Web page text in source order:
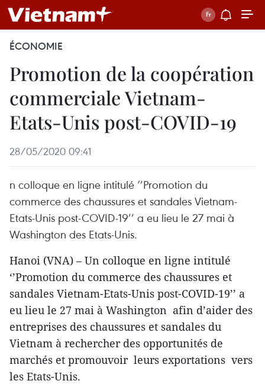
ÉCONOMIE
Promotion de la coopération
commerciale Vietnam-
Etats-Unis post-COVID-19
28/05/2020 09:41
n colloque en ligne intitulé ‘’Promotion du
commerce des chaussures et sandales Vietnam-
Etats-Unis post-COVID-19’’ a eu lieu le 27 mai à
Washington des Etats-Unis.
Hanoi (VNA) – Un colloque en ligne intitulé
‘’Promotion du commerce des chaussures et
sandales Vietnam-Etats-Unis post-COVID-19’’ a
eu lieu le 27 mai à Washington afin d’aider des
entreprises des chaussures et sandales du
Vietnam à rechercher des opportunités de
marchés et promouvoir leurs exportations vers
les Etats-Unis.